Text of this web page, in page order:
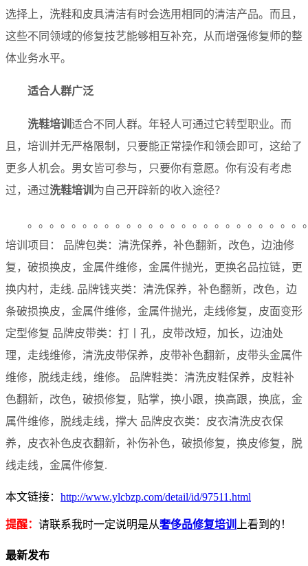
选择上，洗鞋和皮具清洁有时会选用相同的清洁产品。而且，
这些不同领域的修复技艺能够相互补充，从而增强修复师的整
体业务水平。
适合人群广泛
洗鞋培训 适合不同人群。年轻人可通过它转型职业。而
且，培训并无严格限制，只要能正常操作和领会即可，这给了
更多人机会。男女皆可参与，只要你有意愿。你有没有考虑
过，通过洗鞋培训 为自己开辟新的收入途径？
。。。。。。。。。。。。。。。。。。。。。。。。
培训项目： 品牌包类：清洗保养，补色翻新，改色，边油修
复，破损换皮，金属件维修，金属件抛光，更换名品拉链，更
换内村，走线. 品牌钱夹类：清洗保养，补色翻新，改色，边
条破损换皮，金属件维修，金属件抛光，走线修复，皮面变形
定型修复 品牌皮带类：打丨孔，皮带改短，加长，边油处
理，走线维修，清洗皮带保养，皮带补色翻新，皮带头金属件
维修，脱线走线，维修。 品牌鞋类：清洗皮鞋保养，皮鞋补
色翻新，改色，破损修复，贴掌，换小跟，换高跟，换底，金
属件维修，脱线走线，撑大 品牌皮衣类：皮衣清洗皮衣保
养，皮衣补色皮衣翻新，补伤补色，破损修复，换皮修复，脱
线走线，金属件修复.
本文链接： http://www.ylcbzp.com/detail/id/97511.html
提醒： 请联系我时一定说明是从奢侈品修复培训 上看到的！
最新发布